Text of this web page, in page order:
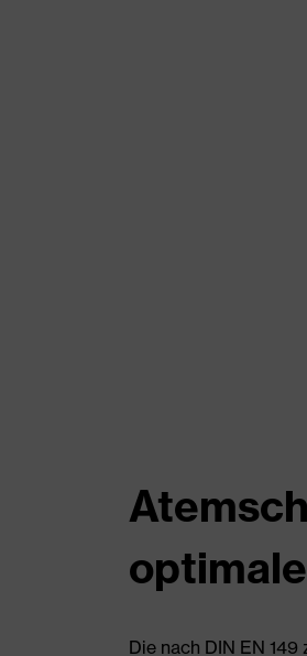
Die nach DIN EN